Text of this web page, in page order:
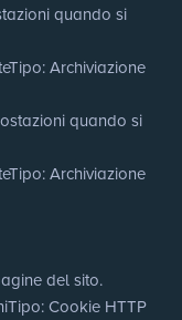
quando si
Tipo: Archiviazione
quando si
Tipo: Archiviazione
del sito.
Tipo: Cookie HTTP